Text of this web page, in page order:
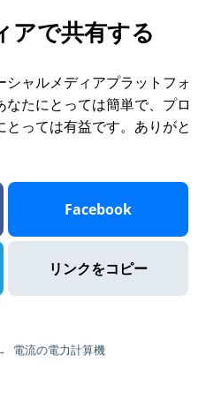
アで共有する
ャルメディアプラットフォ
たにとっては簡単で、プロ
っては有益です。ありがと
Facebook
リンクをコピー
電流の電力計算機